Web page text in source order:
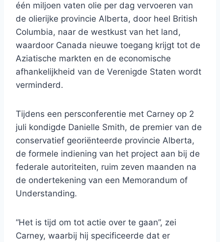
één miljoen vaten olie per dag vervoeren van
de olierijke provincie Alberta, door heel British
Columbia, naar de westkust van het land,
waardoor Canada nieuwe toegang krijgt tot de
Aziatische markten en de economische
afhankelijkheid van de Verenigde Staten wordt
verminderd.
Tijdens een persconferentie met Carney op 2
juli kondigde Danielle Smith, de premier van de
conservatief georiënteerde provincie Alberta,
de formele indiening van het project aan bij de
federale autoriteiten, ruim zeven maanden na
de ondertekening van een Memorandum of
Understanding.
“Het is tijd om tot actie over te gaan”, zei
Carney, waarbij hij specificeerde dat er